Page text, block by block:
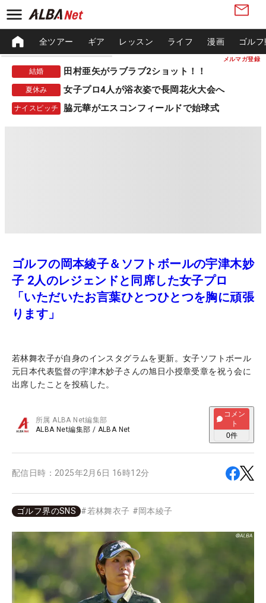
メルマガ登録
全ツアー ギア レッスン ライフ 漫画 ゴル
結婚 田村亜矢がラブラブ2ショット！！
夏休み 女子プロ4人が浴衣姿で長岡花火大会へ
ナイスピッチ 脇元華がエスコンフィールドで始球式
ゴルフの岡本綾子＆ソフトボールの宇津木妙
子 2人のレジェンドと同席した女子プロ
「いただいたお言葉ひとつひとつを胸に頑張
ります」
若林舞衣子が自身のインスタグラムを更新。女子ソフトボール
元日本代表監督の宇津木妙子さんの旭日小授章受章を祝う会に
出席したことを投稿した。
所属ALBA Net編集部
ALBA Net編集部 / ALBA Net
コメン
ト
0件
配信日時： 2025年2月6日 16時12分
ゴルフ界のSNS #若林舞衣子 #岡本綾子